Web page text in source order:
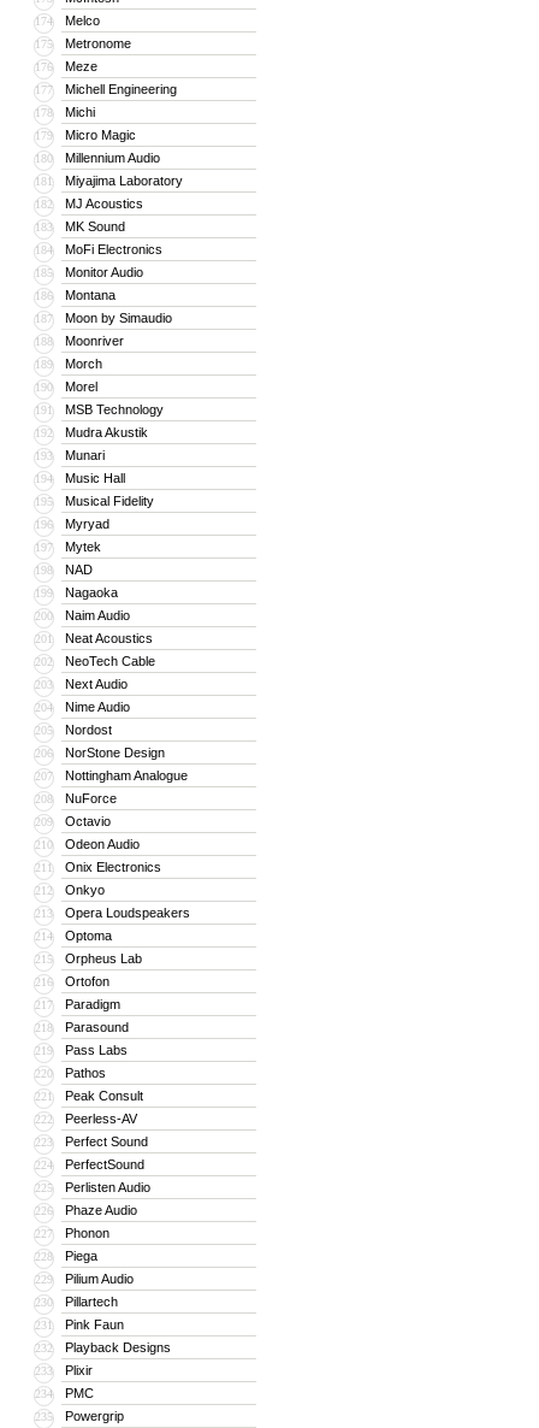
174 Melco
175 Metronome
176 Meze
177 Michell Engineering
178 Michi
179 Micro Magic
180 Millennium Audio
181 Miyajima Laboratory
182 MJ Acoustics
183 MK Sound
184 MoFi Electronics
185 Monitor Audio
186 Montana
187 Moon by Simaudio
188 Moonriver
189 Morch
190 Morel
191 MSB Technology
192 Mudra Akustik
193 Munari
194 Music Hall
195 Musical Fidelity
196 Myryad
197 Mytek
198 NAD
199 Nagaoka
200 Naim Audio
201 Neat Acoustics
202 NeoTech Cable
203 Next Audio
204 Nime Audio
205 Nordost
206 NorStone Design
207 Nottingham Analogue
208 NuForce
209 Octavio
210 Odeon Audio
211 Onix Electronics
212 Onkyo
213 Opera Loudspeakers
214 Optoma
215 Orpheus Lab
216 Ortofon
217 Paradigm
218 Parasound
219 Pass Labs
220 Pathos
221 Peak Consult
222 Peerless-AV
223 Perfect Sound
224 PerfectSound
225 Perlisten Audio
226 Phaze Audio
227 Phonon
228 Piega
229 Pilium Audio
230 Pillartech
231 Pink Faun
232 Playback Designs
233 Plixir
234 PMC
235 Powergrip